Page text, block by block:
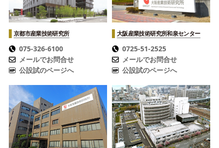
京都市産業技術研究所
075-326-6100
メールでお問合せ
公設試のページへ
大阪産業技術研究所和泉センター
0725-51-2525
メールでお問合せ
公設試のページへ